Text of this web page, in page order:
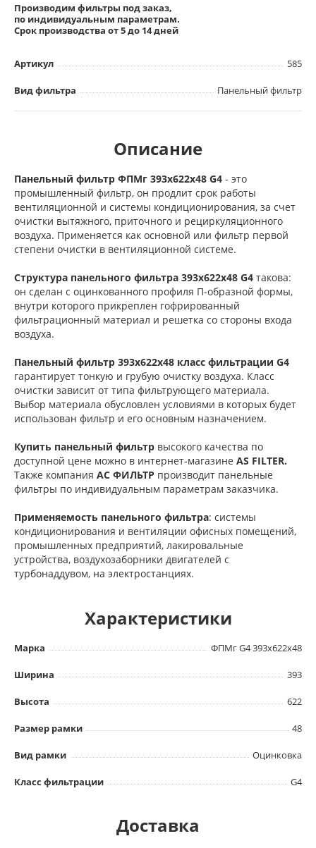
Производим фильтры под заказ,
по индивидуальным параметрам.
Срок производства от 5 до 14 дней
Артикул 585
Вид фильтра Панельный фильтр
Описание
Панельный фильтр ФПМг 393х622х48 G4 - это
промышленный фильтр, он продлит срок работы
вентиляционной и системы кондиционирования, за счет
очистки вытяжного, приточного и рециркуляционного
воздуха. Применяется как основной или фильтр первой
степени очистки в вентиляционной системе.
Структура панельного фильтра 393х622х48 G4 такова:
он сделан с оцинкованного профиля П-образной формы,
внутри которого прикреплен гофрированный
фильтрационный материал и решетка со стороны входа
воздуха.
Панельный фильтр 393х622х48 класс фильтрации G4
гарантирует тонкую и грубую очистку воздуха. Класс
очистки зависит от типа фильтрующего материала.
Выбор материала обусловлен условиями в которых будет
использован фильтр и его основным назначением.
Купить панельный фильтр высокого качества по
доступной цене можно в интернет-магазине AS FILTER.
Также компания АС ФИЛЬТР производит панельные
фильтры по индивидуальным параметрам заказчика.
Применяемость панельного фильтра: системы
кондиционирования и вентиляции офисных помещений,
промышленных предприятий, лакировальные
устройства, воздухозаборники двигателей с
турбонаддувом, на электростанциях.
Характеристики
Марка ФПМг G4 393х622х48
Ширина 393
Высота 622
Размер рамки 48
Вид рамки Оцинковка
Класс фильтрации G4
Доставка